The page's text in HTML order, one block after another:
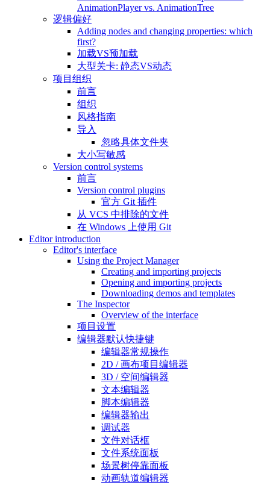
AnimationPlayer vs. AnimationTree
逻辑偏好
Adding nodes and changing properties: which
first?
加载VS预加载
大型关卡: 静态VS动态
项目组织
前言
组织
风格指南
导入
忽略具体文件夹
大小写敏感
Version control systems
前言
Version control plugins
官方 Git 插件
从 VCS 中排除的文件
在 Windows 上使用 Git
Editor introduction
Editor's interface
Using the Project Manager
Creating and importing projects
Opening and importing projects
Downloading demos and templates
The Inspector
Overview of the interface
项目设置
编辑器默认快捷键
编辑器常规操作
2D / 画布项目编辑器
3D / 空间编辑器
文本编辑器
脚本编辑器
编辑器输出
调试器
文件对话框
文件系统面板
场景树停靠面板
动画轨道编辑器